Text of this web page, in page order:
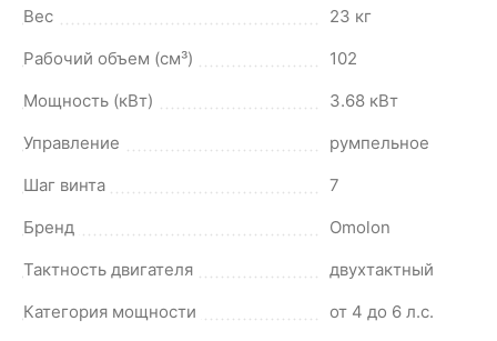
Вес
23 кг
Рабочий объем (см³)
102
Мощность (кВт)
3.68 кВт
Управление
румпельное
Шаг винта
7
Бренд
Omolon
Тактность двигателя
двухтактный
Категория мощности
от 4 до 6 л.с.